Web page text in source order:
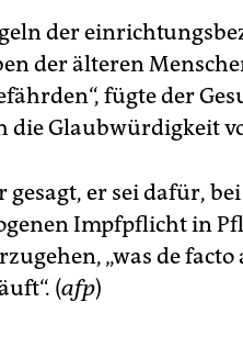
der
der älteren
fügte der
die Glaubwürdigkeit
gesagt, er sei dafür,
Impfpflicht in
„was de
(afp)